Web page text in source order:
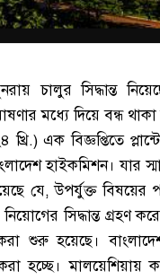
চালুর সিদ্ধান্ত
মধ্যে দিয়ে বন্ধ
এক বিজ্ঞপ্তিতে
হাইকমিশন।
যে, উপর্যুক্ত
নিয়োগের সিদ্ধান্ত গ্রহণ
হয়েছে। বাংলাদেশ
হচ্ছে। মালয়েশিয়ায়